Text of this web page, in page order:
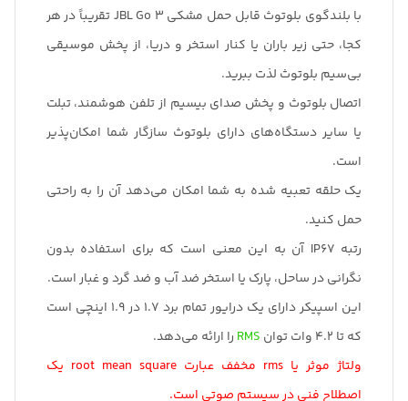
با بلندگوی بلوتوث قابل حمل مشکی JBL Go 3 تقریباً در هر
کجا، حتی زیر باران یا کنار استخر و دریا، از پخش موسیقی
بی‌سیم بلوتوث لذت ببرید.
اتصال بلوتوث و پخش صدای بیسیم از تلفن هوشمند، تبلت
یا سایر دستگاه‌های دارای بلوتوث سازگار شما امکان‌پذیر
است.
یک حلقه تعبیه شده به شما امکان می‌دهد آن را به راحتی
حمل کنید.
رتبه IP67 آن به این معنی است که برای استفاده بدون
نگرانی در ساحل، پارک یا استخر ضد آب و ضد گرد و غبار است.
این اسپیکر دارای یک درایور تمام برد 1.7 در 1.9 اینچی است
که تا 4.2 وات توان
RMS را ارائه می‌دهد.
ولتاژ موثر یا rms
مخفف عبارت root mean square یک
اصطلاح فنی در سیستم صوتی است.